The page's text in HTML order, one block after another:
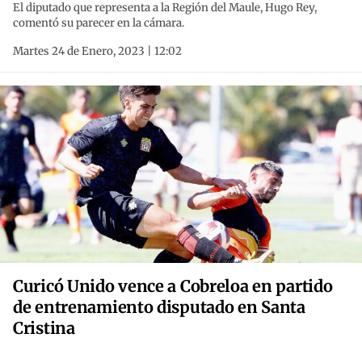
El diputado que representa a la Región del Maule, Hugo Rey,
comentó su parecer en la cámara.
Martes 24 de Enero, 2023 | 12:02
Curicó Unido vence a Cobreloa en partido
de entrenamiento disputado en Santa
Cristina